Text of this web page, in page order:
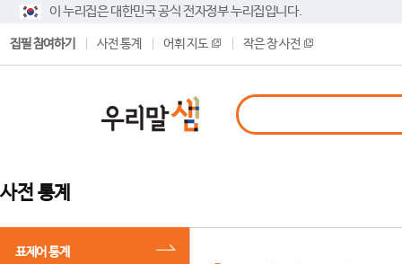
이 누리집은 대한민국 공식 전자정부 누리집입니다.
집필 참여하기 사전 통계 어휘 지도 작은 창 사전
사전 통계
표제어 통계